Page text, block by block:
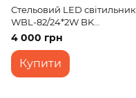
Стельовий LED світильник
WBL-82/24*2W BK
WW+NW+CW
4 000 грн
Купити